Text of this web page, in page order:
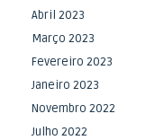
Abril 2023
Março 2023
Fevereiro 2023
Janeiro 2023
Novembro 2022
Julho 2022